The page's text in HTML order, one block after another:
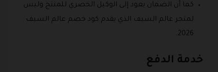
كما أن الضمان يعود إلى الوكيل الحصري للمنتج وليس
لمتجر عالم السيف الذي يقدم كود خصم عالم السيف
2026.
خدمة الدفع